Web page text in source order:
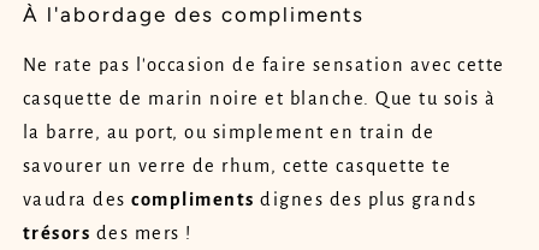
À l'abordage des compliments
Ne rate pas l'occasion de faire sensation avec cette
casquette de marin noire et blanche. Que tu sois à
la barre, au port, ou simplement en train de
savourer un verre de rhum, cette casquette te
vaudra des compliments dignes des plus grands
trésors des mers !